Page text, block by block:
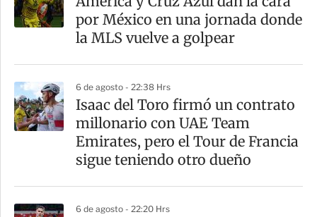
r
t
por México en una jornada donde
la MLS vuelve a golpear
6 de agosto - 22:38 Hrs
Isaac del Toro firmó un contrato
millonario con UAE Team
Emirates, pero el Tour de Francia
sigue teniendo otro dueño
6 de agosto - 22:20 Hrs